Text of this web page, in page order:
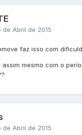
de Abril de 2015
faz isso com
mesmo com o
de Abril de 2015